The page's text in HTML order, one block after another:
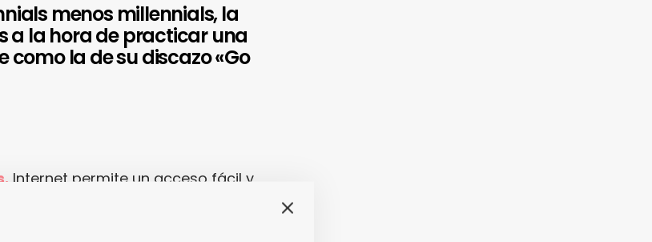
menos millennials, la
a la hora de practicar una
la de su discazo «Go
Internet permite un acceso fácil y
más jóvenes pueden apasionarse
sus canciones a golpe de click, sin